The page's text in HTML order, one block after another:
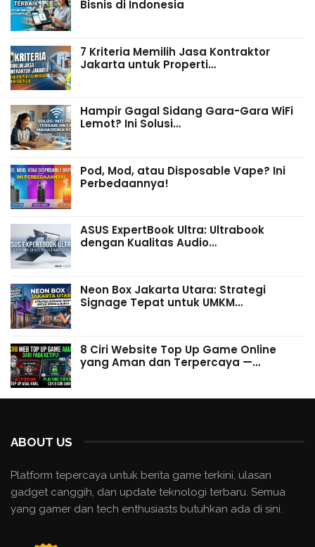
Bisnis di Indonesia
7 Kriteria Memilih Jasa Kontraktor
Jakarta untuk Properti…
Hampir Gagal Sidang Gara-Gara WiFi
Lemot? Ini Solusi…
Pod, Mod, atau Disposable Vape? Ini
Perbedaannya!
ASUS ExpertBook Ultra: Ultrabook
dengan Kualitas Audio…
Neon Box Jakarta Utara: Strategi
Signage Tepat untuk UMKM…
8 Ciri Website Top Up Game Online
yang Aman dan Terpercaya —…
ABOUT US
Platform tepercaya untuk berita game terkini, ulasan
gadget canggih, dan update teknologi terbaru. Semua
yang gamer dan tech enthusiasts butuhkan ada di sini.